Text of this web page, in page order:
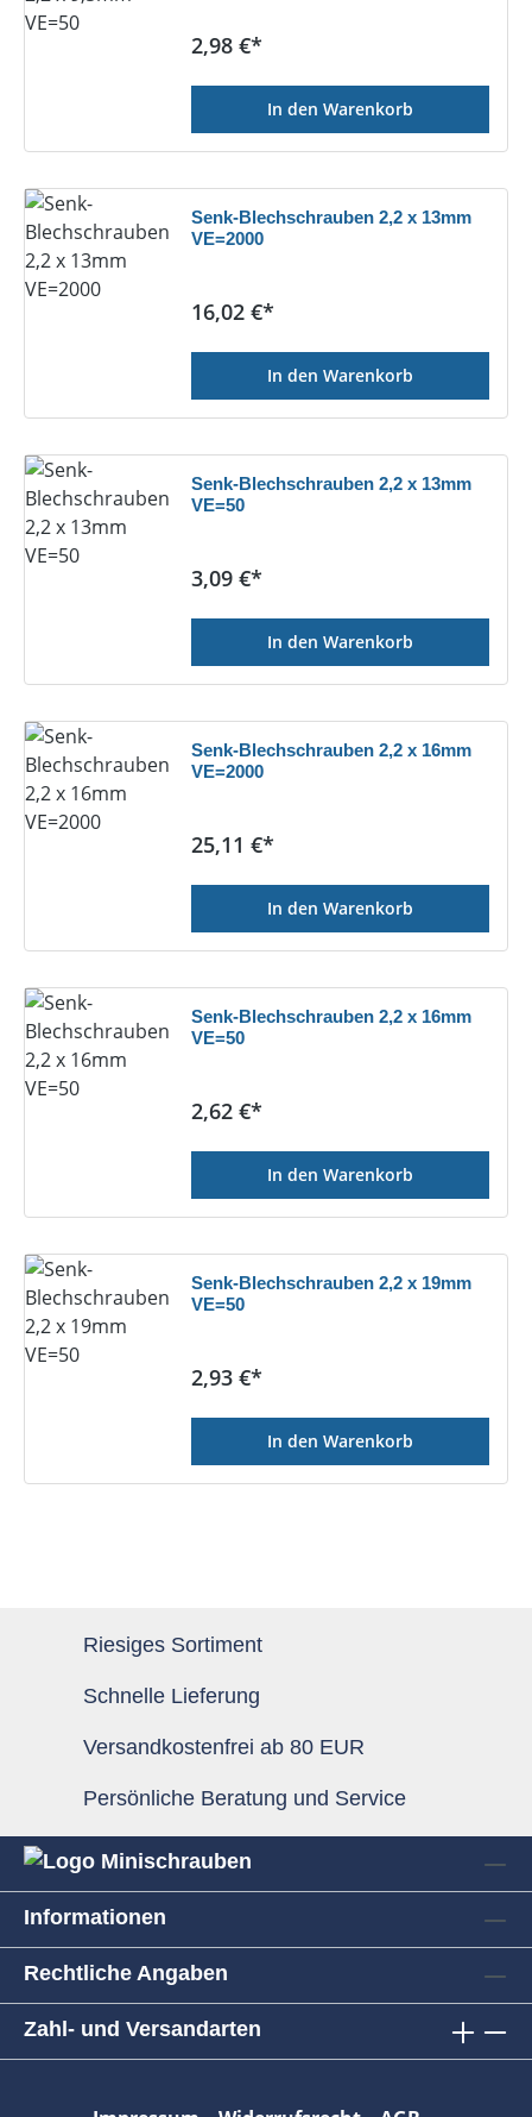
Regulärer Preis:
2,98 €*
In den Warenkorb
Senk-Blechschrauben 2,2 x 13mm
VE=2000
Regulärer Preis:
16,02 €*
In den Warenkorb
Senk-Blechschrauben 2,2 x 13mm
VE=50
Regulärer Preis:
3,09 €*
In den Warenkorb
Senk-Blechschrauben 2,2 x 16mm
VE=2000
Regulärer Preis:
25,11 €*
In den Warenkorb
Senk-Blechschrauben 2,2 x 16mm
VE=50
Regulärer Preis:
2,62 €*
In den Warenkorb
Senk-Blechschrauben 2,2 x 19mm
VE=50
Regulärer Preis:
2,93 €*
In den Warenkorb
Riesiges Sortiment
Schnelle Lieferung
Versandkostenfrei ab 80 EUR
Persönliche Beratung und Service
Informationen
Rechtliche Angaben
Zahl- und Versandarten